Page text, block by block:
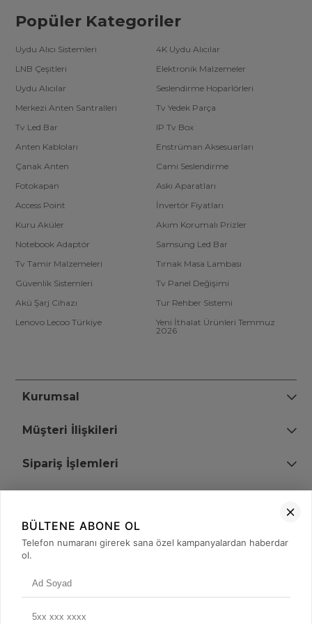
tasarlanan araç kameraları, GPS izleme seçeneklerinin yanı sıra,
hareket algılama gibi seçeneklere de sahiptirler. Böylelikle park
engellenmiş olur.
Gizli araç kameraları, genellikle araçlardaki yolcular tarafından
katkıda bulunuyorlar. Bu tip kameralar, araç içerisinde gerçekleşen
eylemlerin sürücü tarafından kolaylıkla takibinin yapılmasını
sağlarlar. Merter Elektronik
olarak ticari ya da kişisel aracınızı
güvenlik altına alabilmeniz için, uygun fiyatlı pek çok çeşitte araç
aracınıza en uygun ürünü sitemizden seçebilirsiniz.
Popüler Kategoriler
Uydu Alıcı Sistemleri
4K Uydu Alıcılar
LNB Çeşitleri
Elektronik Malzemeler
Uydu Alıcılar
Seslendirme Hoparlörleri
Merkezi Anten Santralleri
Tv Yedek Parça
Tv Led Bar
IP Tv Box
Anten Kabloları
Enstrüman Aksesuarları
Çanak Anten
Cami Seslendirme
Fotokapan
Askı Aparatları
Access Point
İnvertör Fiyatları
Kuru Aküler
Akım Korumalı Prizler
Notebook Adaptör
Samsung Led Bar
Tv Tamir Malzemeleri
Tırnak Masa Lambası
Güvenlik Sistemleri
Tv Panel Değişimi
Akü Şarj Cihazı
Tur Rehber Sistemi
Lenovo Lecoo Türkiye
Yeni İthalat Ürünleri Temmuz
2026
Kurumsal
Müşteri İlişkileri
Sipariş İşlemleri
+90 (850) 473 08 08
BÜLTENE ABONE OL
Telefon numaranı girerek sana özel kampanyalardan haberdar
ol.